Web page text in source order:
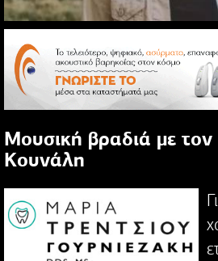
Μουσική βραδιά με
Κουνάλη